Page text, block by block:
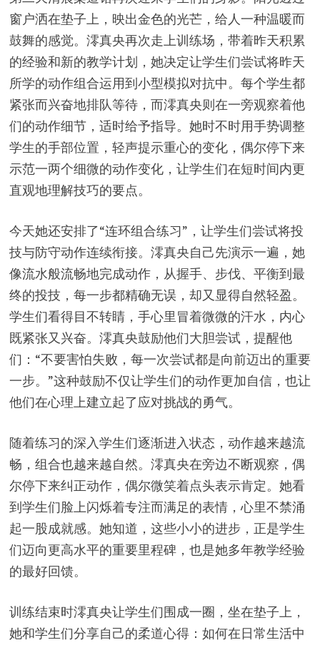
窗户洒在垫子上，映出金色的光芒，给人一种温暖而
鼓舞的感觉。澪真央再次走上训练场，带着昨天积累
的经验和新的教学计划，她决定让学生们尝试将昨天
所学的动作组合运用到小型模拟对抗中。每个学生都
紧张而兴奋地排队等待，而澪真央则在一旁观察着他
们的动作细节，适时给予指导。她时不时用手势调整
学生的手部位置，轻声提示重心的变化，偶尔停下来
示范一两个细微的动作变化，让学生们在短时间内更
直观地理解技巧的要点。
今天她还安排了“连环组合练习”，让学生们尝试将投
技与防守动作连续衔接。澪真央自己先演示一遍，她
像流水般流畅地完成动作，从握手、步伐、平衡到最
终的投技，每一步都精确无误，却又显得自然轻盈。
学生们看得目不转睛，手心里冒着微微的汗水，内心
既紧张又兴奋。澪真央鼓励他们大胆尝试，提醒他
们：“不要害怕失败，每一次尝试都是向前迈出的重要
一步。”这种鼓励不仅让学生们的动作更加自信，也让
他们在心理上建立起了应对挑战的勇气。
随着练习的深入学生们逐渐进入状态，动作越来越流
畅，组合也越来越自然。澪真央在旁边不断观察，偶
尔停下来纠正动作，偶尔微笑着点头表示肯定。她看
到学生们脸上闪烁着专注而满足的表情，心里不禁涌
起一股成就感。她知道，这些小小的进步，正是学生
们迈向更高水平的重要里程碑，也是她多年教学经验
的最好回馈。
训练结束时澪真央让学生们围成一圈，坐在垫子上，
她和学生们分享自己的柔道心得：如何在日常生活中